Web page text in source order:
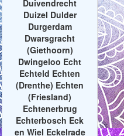
Duivendrecht
Duizel Dulder
Durgerdam
Dwarsgracht
(Giethoorn)
Dwingeloo Echt
Echteld Echten
(Drenthe) Echten
(Friesland)
Echtenerbrug
Echterbosch Eck
en Wiel Eckelrade